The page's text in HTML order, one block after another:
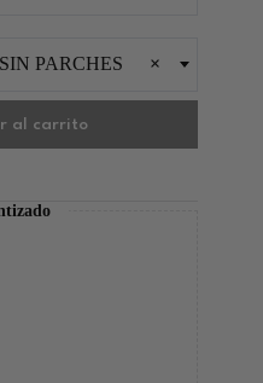
×
SIN PARCHES
al carrito